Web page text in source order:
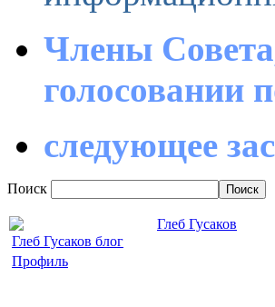
Члены
голосовании
следующее
Поиск
Глеб Гусаков блог
Профиль
Глеб Гусаков